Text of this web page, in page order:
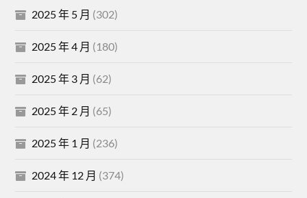
2025 年 5 月 (302)
2025 年 4 月 (180)
2025 年 3 月 (62)
2025 年 2 月 (65)
2025 年 1 月 (236)
2024 年 12 月 (374)